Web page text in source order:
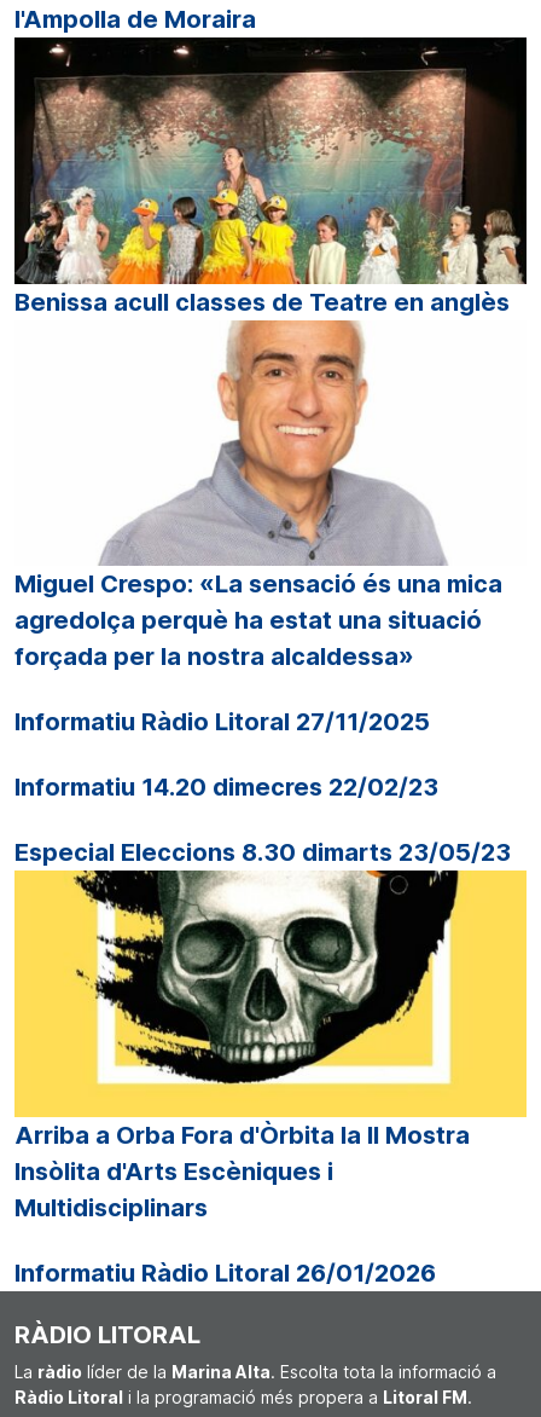
l'Ampolla de Moraira
Benissa acull classes de Teatre en anglès
Miguel Crespo: «La sensació és una mica
agredolça perquè ha estat una situació
forçada per la nostra alcaldessa»
Informatiu Ràdio Litoral 27/11/2025
Informatiu 14.20 dimecres 22/02/23
Especial Eleccions 8.30 dimarts 23/05/23
Arriba a Orba Fora d'Òrbita la II Mostra
Insòlita d'Arts Escèniques i
Multidisciplinars
Informatiu Ràdio Litoral 26/01/2026
RÀDIO LITORAL
La ràdio líder de la Marina Alta. Escolta tota la informació a
Ràdio Litoral i la programació més propera a Litoral FM.